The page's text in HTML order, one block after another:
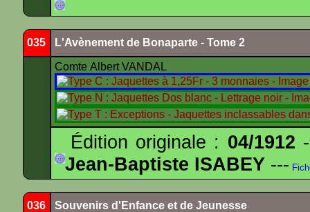
035 L'Avènement de Bonaparte - Tome 2
Comte Albert VANDAL
Édition originale : 04/1912
Jean-Baptiste ISABEY ---
036 Souvenirs d'Enfance et de Jeunesse